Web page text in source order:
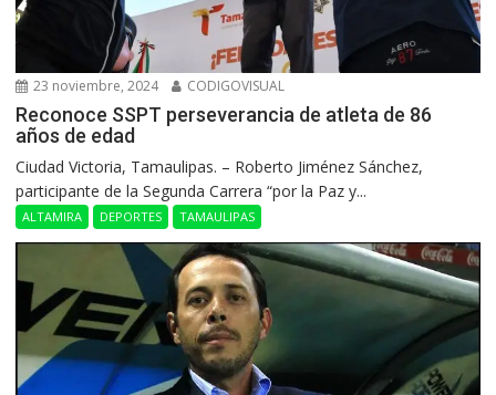
23 noviembre, 2024 CODIGOVISUAL
Reconoce SSPT perseverancia de atleta de 86
años de edad
Ciudad Victoria, Tamaulipas. – Roberto Jiménez Sánchez,
participante de la Segunda Carrera “por la Paz y...
ALTAMIRA DEPORTES TAMAULIPAS